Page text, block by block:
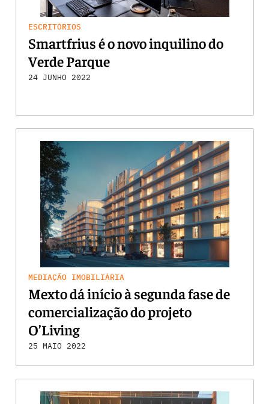
ESCRITÓRIOS
Smartfrius é o novo inquilino do
Verde Parque
24 JUNHO 2022
MEDIAÇÃO IMOBILIÁRIA
Mexto dá início à segunda fase de
comercialização do projeto
O’Living
25 MAIO 2022